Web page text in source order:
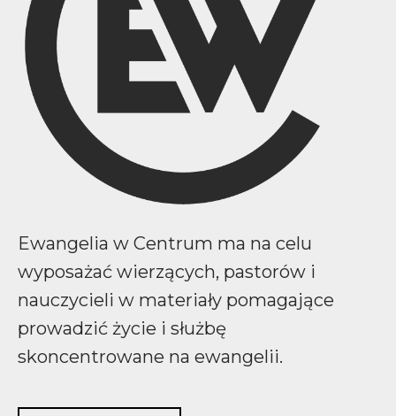
Ewangelia w Centrum ma na celu
wyposażać wierzących, pastorów i
nauczycieli w materiały pomagające
prowadzić życie i służbę
skoncentrowane na ewangelii.